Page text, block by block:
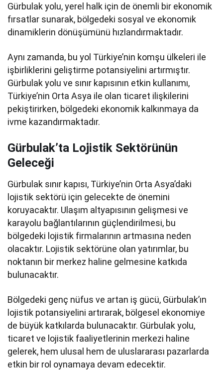
Gürbulak yolu, yerel halk için de önemli bir ekonomik
fırsatlar sunarak, bölgedeki sosyal ve ekonomik
dinamiklerin dönüşümünü hızlandırmaktadır.
Aynı zamanda, bu yol Türkiye’nin komşu ülkeleri ile
işbirliklerini geliştirme potansiyelini artırmıştır.
Gürbulak yolu ve sınır kapısının etkin kullanımı,
Türkiye’nin Orta Asya ile olan ticaret ilişkilerini
pekiştirirken, bölgedeki ekonomik kalkınmaya da
ivme kazandırmaktadır.
Gürbulak’ta Lojistik Sektörünün
Geleceği
Gürbulak sınır kapısı, Türkiye’nin Orta Asya’daki
lojistik sektörü için gelecekte de önemini
koruyacaktır. Ulaşım altyapısının gelişmesi ve
karayolu bağlantılarının güçlendirilmesi, bu
bölgedeki lojistik firmalarının artmasına neden
olacaktır. Lojistik sektörüne olan yatırımlar, bu
noktanın bir merkez haline gelmesine katkıda
bulunacaktır.
Bölgedeki genç nüfus ve artan iş gücü, Gürbulak’ın
lojistik potansiyelini artırarak, bölgesel ekonomiye
de büyük katkılarda bulunacaktır. Gürbulak yolu,
ticaret ve lojistik faaliyetlerinin merkezi haline
gelerek, hem ulusal hem de uluslararası pazarlarda
etkin bir rol oynamaya devam edecektir.